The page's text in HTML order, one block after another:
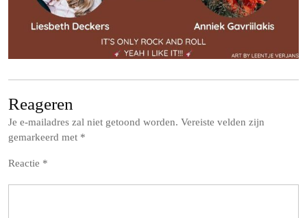
Reageren
Je e-mailadres zal niet getoond worden. Vereiste velden zijn
gemarkeerd met *
Reactie *